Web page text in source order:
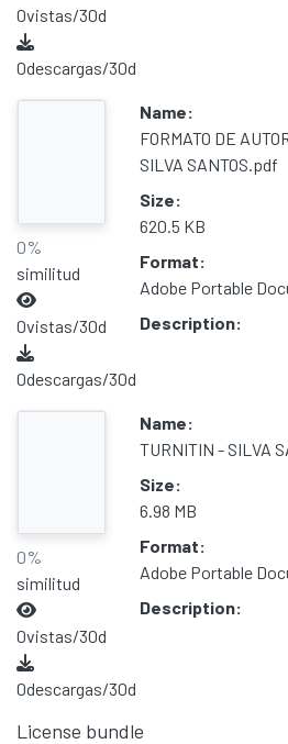
0vistas/30d
0descargas/30d
0%
similitud
0vistas/30d
0descargas/30d
Name:
FORMATO DE
SILVA SANTOS.pdf
Size:
620.5 KB
Format:
Adobe Portable
Description:
0%
similitud
0vistas/30d
0descargas/30d
Name:
TURNITIN - SILVA
Size:
6.98 MB
Format:
Adobe Portable
Description:
License bundle